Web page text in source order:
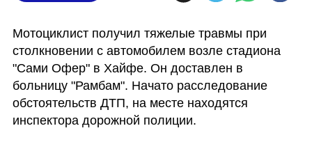
Мотоциклист получил тяжелые травмы при
столкновении с автомобилем возле стадиона
"Сами Офер" в Хайфе. Он доставлен в
больницу "Рамбам". Начато расследование
обстоятельств ДТП, на месте находятся
инспектора дорожной полиции.